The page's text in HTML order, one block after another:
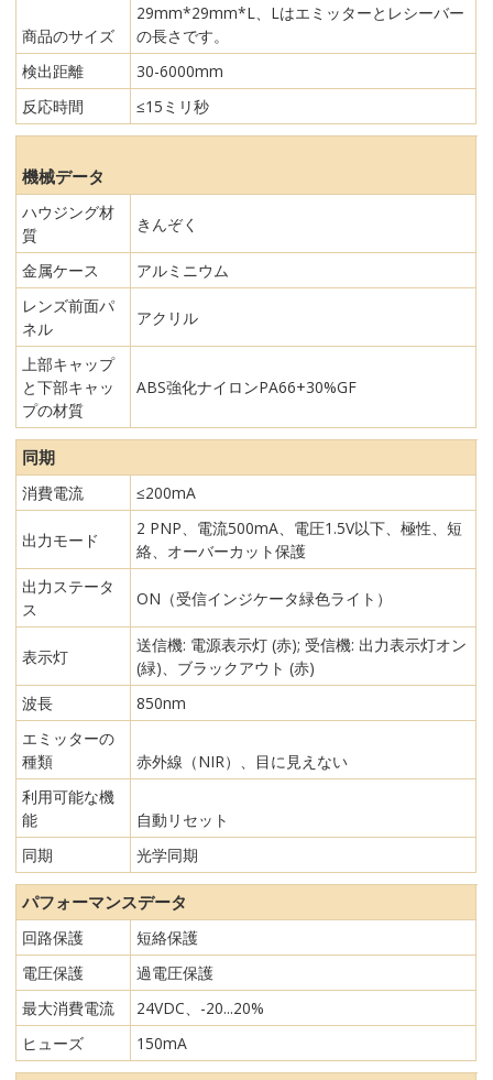
商品のサイズ
29mm*29mm*L、Lはエミッターとレシーバー
の長さです。
検出距離
30-6000mm
反応時間
≤15ミリ秒
機械データ
ハウジング材
質
きんぞく
金属ケース
アルミニウム
レンズ前面パ
ネル
アクリル
上部キャップ
と下部キャッ
プの材質
ABS強化ナイロンPA66+30%GF
同期
消費電流 ≤200mA
出力モード
2 PNP、電流500mA、電圧1.5V以下、極性、短
絡、オーバーカット保護
出力ステータ
ス
ON（受信インジケータ緑色ライト）
表示灯
送信機: 電源表示灯 (赤); 受信機: 出力表示灯オン
(緑)、ブラックアウト (赤)
波長
850nm
エミッターの
種類
赤外線（NIR）、目に見えない
利用可能な機
能
自動リセット
同期
光学同期
パフォーマンスデータ
回路保護
短絡保護
電圧保護
過電圧保護
最大消費電流
24VDC、-20...20%
ヒューズ
150mA